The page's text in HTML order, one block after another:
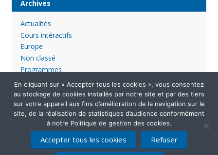
Archives
Actualités
Cours intéractifs
Europe
Non classé
Programmes
Mentions légales Politique de confidentialité
En cliquant sur « Accepter tous les cookies », vous consentez
au stockage de cookies installés par notre site et par des tiers
sur votre appareil aux fins d’amélioration de la navigation sur le
site, de la réalisation de statistiques d’audience conformément
à notre Politique de gestion des cookies.
Accepter tous les cookies Refuser